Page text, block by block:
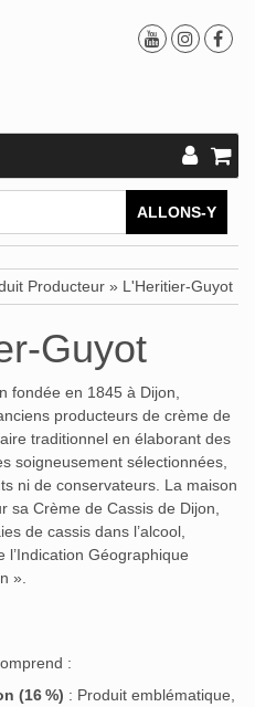
ALLONS-Y
Producteur » L'Heritier-Guyot
Guyot
fondée en 1845 à Dijon,
producteurs de crème de
traditionnel en élaborant des
soigneusement sélectionnées,
ni de conservateurs. La maison
sa Crème de Cassis de Dijon,
de cassis dans l’alcool,
Géographique
»
:
(16 %) : Produit emblématique,